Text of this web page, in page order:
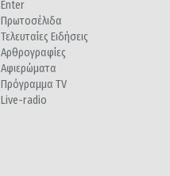
Enter
Πρωτοσέλιδα
Τελευταίες Ειδήσεις
Αρθρογραφίες
Αφιερώματα
Πρόγραμμα TV
Live-radio